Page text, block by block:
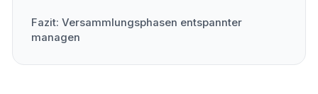
Fazit: Versammlungsphasen entspannter
managen